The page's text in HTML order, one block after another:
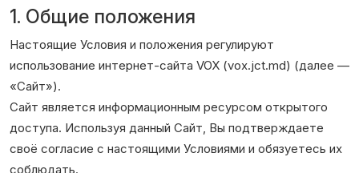
Милосердие
Культура
Иудаизм
Архивы
Галерея
1. Общие положения
Настоящие Условия и положения регулируют
использование интернет-сайта VOX (vox.jct.md) (далее —
«Сайт»).
Сайт является информационным ресурсом открытого
доступа. Используя данный Сайт, Вы подтверждаете
своё согласие с настоящими Условиями и обязуетесь их
соблюдать.